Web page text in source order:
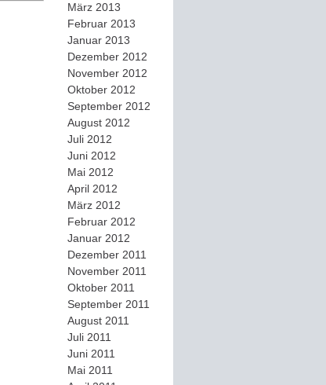
März 2013
Februar 2013
Januar 2013
Dezember 2012
November 2012
Oktober 2012
September 2012
August 2012
Juli 2012
Juni 2012
Mai 2012
April 2012
März 2012
Februar 2012
Januar 2012
Dezember 2011
November 2011
Oktober 2011
September 2011
August 2011
Juli 2011
Juni 2011
Mai 2011